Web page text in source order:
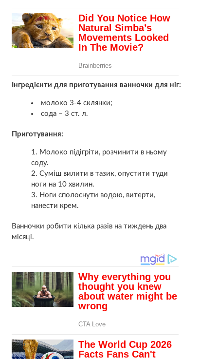
Інгредієнти для приготування ванночки для ніг:
молоко 3-4 склянки;
сода – 3 ст. л.
Приготування:
Молоко підігріти, розчинити в ньому
соду.
Суміш вилити в тазик, опустити туди
ноги на 10 хвилин.
Ноги сполоснути водою, витерти,
нанести крем.
Ванночки робити кілька разів на тиждень два
місяці.